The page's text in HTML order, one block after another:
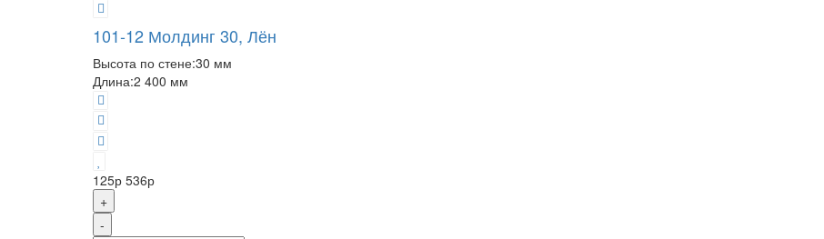
101-12 Молдинг 30, Лён
Высота по стене:30 мм
Длина:2 400 мм
125р 536р
+
-